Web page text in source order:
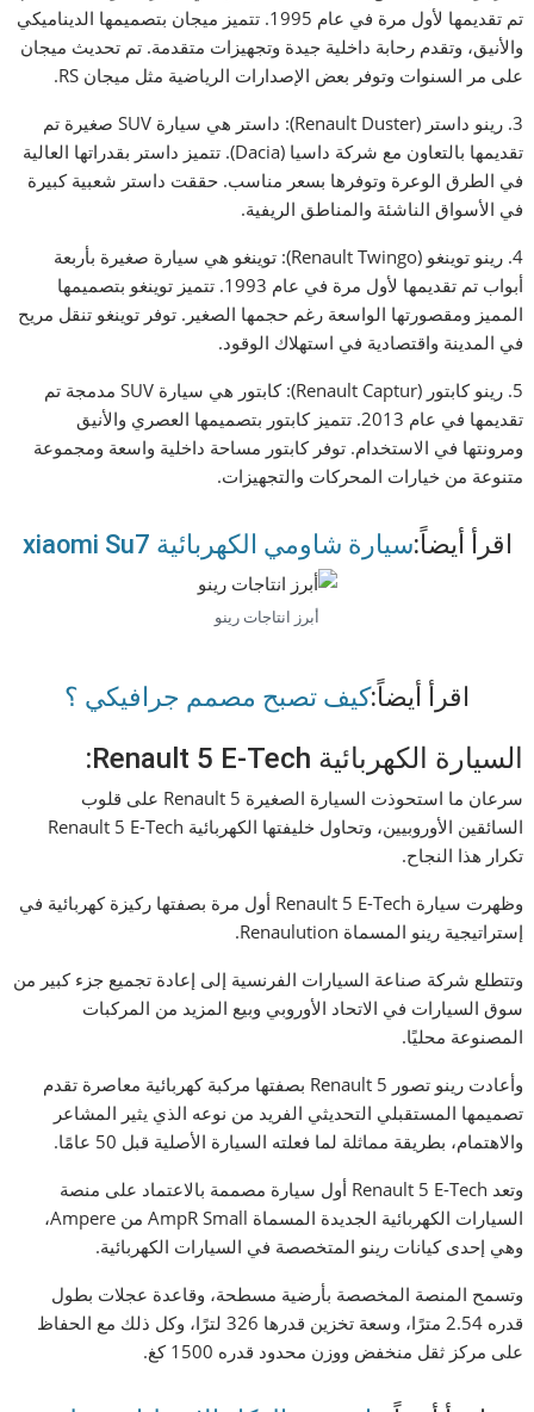
تم تقديمها لأول مرة في عام 1995. تتميز ميجان بتصميمها الديناميكي
والأنيق، وتقدم رحابة داخلية جيدة وتجهيزات متقدمة. تم تحديث ميجان
على مر السنوات وتوفر بعض الإصدارات الرياضية مثل ميجان RS.
3. رينو داستر (Renault Duster): داستر هي سيارة SUV صغيرة تم
تقديمها بالتعاون مع شركة داسيا (Dacia). تتميز داستر بقدراتها العالية
في الطرق الوعرة وتوفرها بسعر مناسب. حققت داستر شعبية كبيرة
في الأسواق الناشئة والمناطق الريفية.
4. رينو توينغو (Renault Twingo): توينغو هي سيارة صغيرة بأربعة
أبواب تم تقديمها لأول مرة في عام 1993. تتميز توينغو بتصميمها
المميز ومقصورتها الواسعة رغم حجمها الصغير. توفر توينغو تنقل مريح
في المدينة واقتصادية في استهلاك الوقود.
5. رينو كابتور (Renault Captur): كابتور هي سيارة SUV مدمجة تم
تقديمها في عام 2013. تتميز كابتور بتصميمها العصري والأنيق
ومرونتها في الاستخدام. توفر كابتور مساحة داخلية واسعة ومجموعة
متنوعة من خيارات المحركات والتجهيزات.
اقرأ أيضاً:سيارة شاومي الكهربائية xiaomi Su7
أبرز انتاجات رينو
اقرأ أيضاً:كيف تصبح مصمم جرافيكي ؟
السيارة الكهربائية Renault 5 E-Tech:
سرعان ما استحوذت السيارة الصغيرة Renault 5 على قلوب
السائقين الأوروبيين، وتحاول خليفتها الكهربائية Renault 5 E-Tech
تكرار هذا النجاح.
وظهرت سيارة Renault 5 E-Tech أول مرة بصفتها ركيزة كهربائية في
إستراتيجية رينو المسماة Renaulution.
وتتطلع شركة صناعة السيارات الفرنسية إلى إعادة تجميع جزء كبير من
سوق السيارات في الاتحاد الأوروبي وبيع المزيد من المركبات
المصنوعة محليًا.
وأعادت رينو تصور Renault 5 بصفتها مركبة كهربائية معاصرة تقدم
تصميمها المستقبلي التحديثي الفريد من نوعه الذي يثير المشاعر
والاهتمام، بطريقة مماثلة لما فعلته السيارة الأصلية قبل 50 عامًا.
وتعد Renault 5 E-Tech أول سيارة مصممة بالاعتماد على منصة
السيارات الكهربائية الجديدة المسماة AmpR Small من Ampere،
وهي إحدى كيانات رينو المتخصصة في السيارات الكهربائية.
وتسمح المنصة المخصصة بأرضية مسطحة، وقاعدة عجلات بطول
قدره 2.54 مترًا، وسعة تخزين قدرها 326 لترًا، وكل ذلك مع الحفاظ
على مركز ثقل منخفض ووزن محدود قدره 1500 كغ.